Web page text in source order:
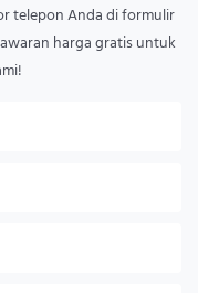
telepon Anda di formulir
harga gratis untuk